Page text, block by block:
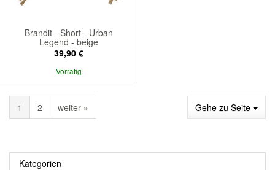
Brandit - Short - Urban
Legend - beige
39,90 €
Vorrätig
1 2 weiter » Gehe zu Seite
Kategorien